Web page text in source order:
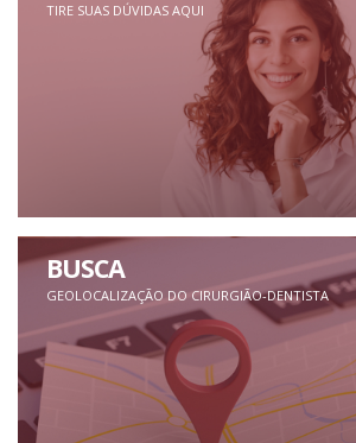
TIRE SUAS DÚVIDAS AQUI
BUSCA
GEOLOCALIZAÇÃO DO CIRURGIÃO-DENTISTA